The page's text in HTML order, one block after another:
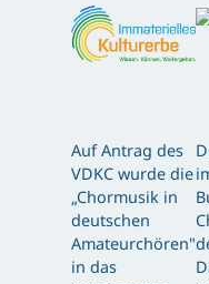
Auf Antrag des
VDKC wurde die
„Chormusik in
deutschen
Amateurchören"
in das